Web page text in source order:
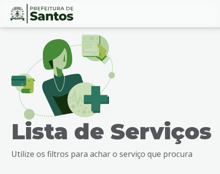
Ir
busca
Conteúdo
Lista de Serviços
Utilize os filtros para achar o serviço que procura